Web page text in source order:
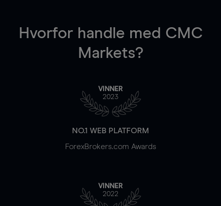
Hvorfor handle med CMC
Markets?
VINNER
2023
NO.1 WEB PLATFORM
ForexBrokers.com Awards
VINNER
2022